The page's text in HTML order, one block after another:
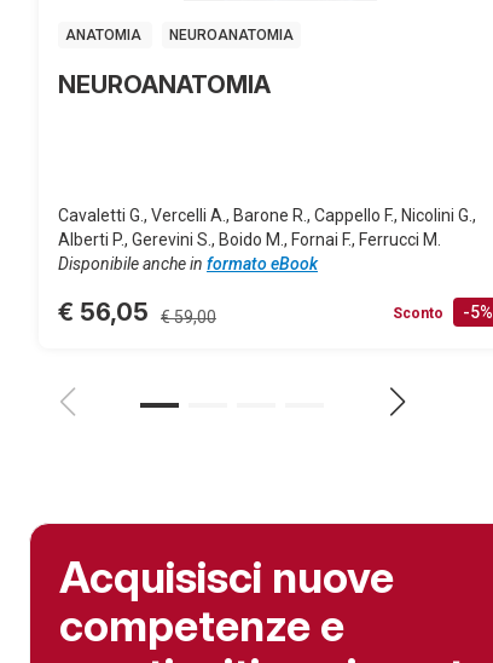
ANATOMIA NEUROANATOMIA
NEUROANATOMIA
Cavaletti G., Vercelli A., Barone R., Cappello F., Nicolini G.,
Alberti P., Gerevini S., Boido M., Fornai F., Ferrucci M.
Disponibile anche in formato eBook
€ 56,05 € 59,00 Sconto -5%
Acquisisci nuove
competenze e